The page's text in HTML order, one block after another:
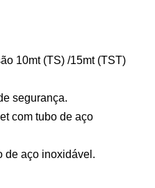
10mt (TS) /15mt (TST)
segurança.
com tubo de aço
de aço inoxidável.